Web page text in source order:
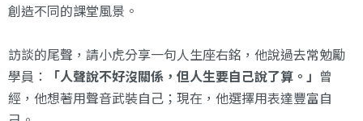
創造不同的課堂風景。
訪談的尾聲，請小虎分享一句人生座右銘，他說過去常勉勵
學員：
「人聲說不好沒關係，但人生要自己說了算。」 曾
經，他想著用聲音武裝自己；現在，他選擇用表達豐富自